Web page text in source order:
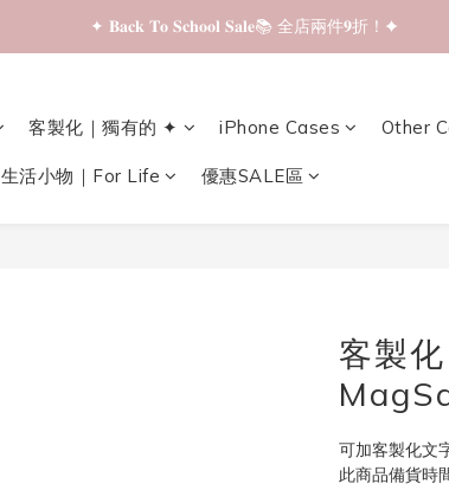
✦ 𝐁𝐚𝐜𝐤 𝐓𝐨 𝐒𝐜𝐡𝐨𝐨𝐥 𝐒𝐚𝐥𝐞📚 全店兩件𝟗折！✦
✦ 𝐁𝐚𝐜𝐤 𝐓𝐨 𝐒𝐜𝐡𝐨𝐨𝐥 𝐒𝐚𝐥𝐞📚 全店兩件𝟗折！✦
✦ 𝐁𝐚𝐜𝐤 𝐓𝐨 𝐒𝐜𝐡𝐨𝐨𝐥 𝐒𝐚𝐥𝐞📚 全店兩件𝟗折！✦
客製化｜獨有的 ✦ iPhone Cases Other
生活小物｜For Life 優惠SALE區
客製
可加客製化文
此商品備貨時